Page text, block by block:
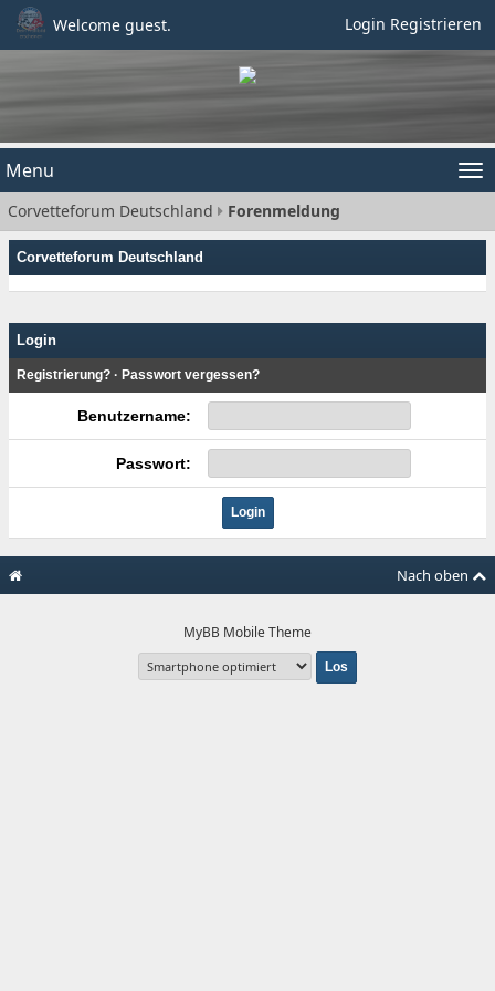
Welcome guest. Login Registrieren
Menu
Corvetteforum Deutschland Forenmeldung
Corvetteforum Deutschland
Login
Registrierung? · Passwort vergessen?
Benutzername:
Passwort:
Nach oben
MyBB Mobile Theme